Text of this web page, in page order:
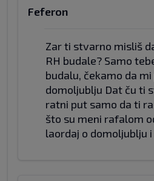
Feferon
Zar ti stvarno misliš
RH budale? Samo
budalu, čekamo da
domoljublju Dat ču ti
ratni put samo da ti
što su meni rafalom
laordaj o domoljublju